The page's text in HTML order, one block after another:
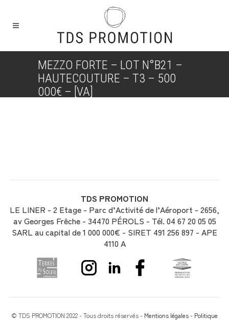
MEZZO FORTE – LOT N°B21 –
HAUTECOUTURE – T3 – 500
000€ – [VA]
TDS PROMOTION
LE LINER - 2 Etage - Parc d’Activité de l’Aéroport - 2656,
av Georges Frêche - 34470 PÉROLS - Tél. 04 67 20 05 05
SARL au capital de 1 000 000€ - SIRET 491 256 897 - APE
4110 A
© TDS PROMOTION 2022 - Tous droits réservés - Mentions légales- Politique